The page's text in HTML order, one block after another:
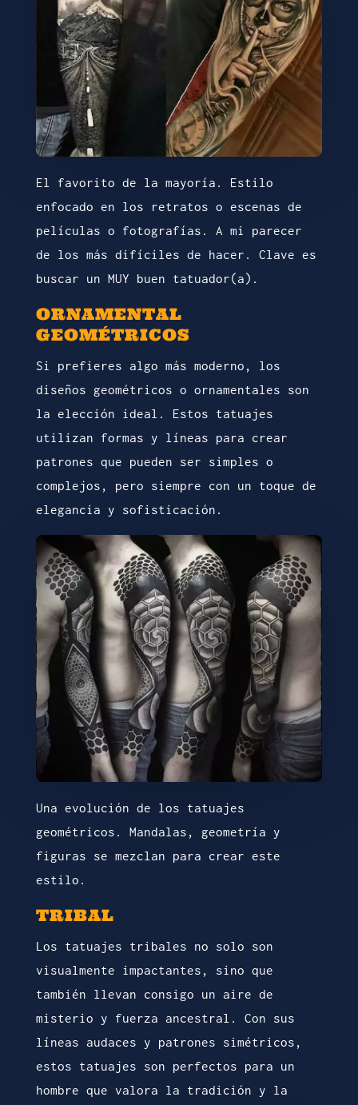
El favorito de la mayoría. Estilo
enfocado en los retratos o escenas de
películas o fotografías. A mi parecer
de los más difíciles de hacer. Clave es
buscar un MUY buen tatuador(a).
ORNAMENTAL
GEOMÉTRICOS
Si prefieres algo más moderno, los
diseños geométricos o ornamentales son
la elección ideal. Estos tatuajes
utilizan formas y líneas para crear
patrones que pueden ser simples o
complejos, pero siempre con un toque de
elegancia y sofisticación.
Una evolución de los tatuajes
geométricos. Mandalas, geometría y
figuras se mezclan para crear este
estilo.
TRIBAL
Los tatuajes tribales no solo son
visualmente impactantes, sino que
también llevan consigo un aire de
misterio y fuerza ancestral. Con sus
líneas audaces y patrones simétricos,
estos tatuajes son perfectos para un
hombre que valora la tradición y la